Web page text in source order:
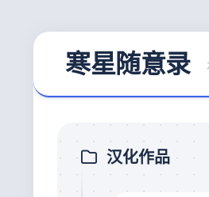
寒星随意录
汉化作品